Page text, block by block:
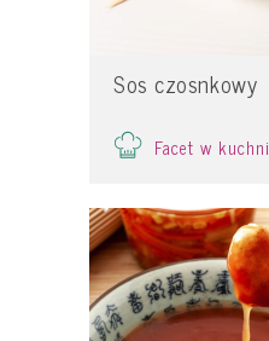
Sos czosnkowy
Facet w kuchni